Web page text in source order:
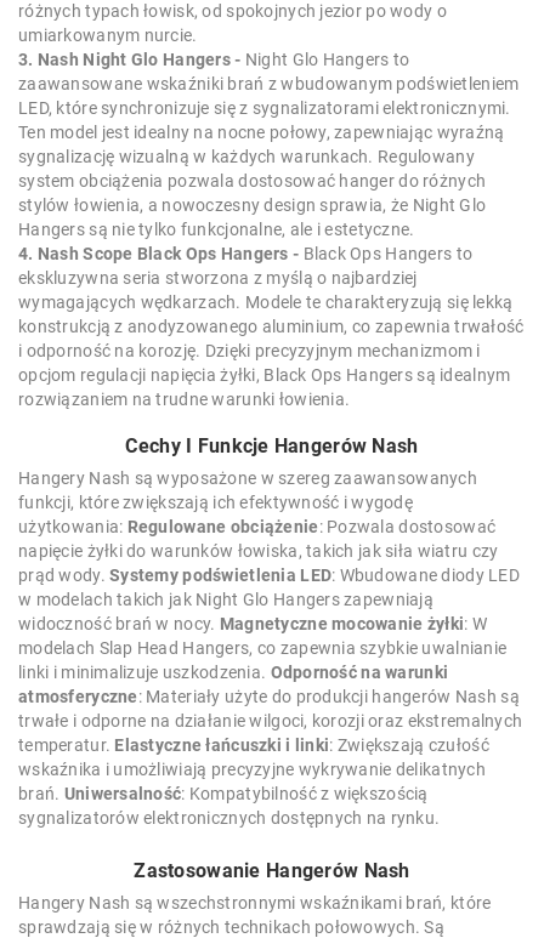
różnych typach łowisk, od spokojnych jezior po wody o
umiarkowanym nurcie.
3. Nash Night Glo Hangers - Night Glo Hangers to
zaawansowane wskaźniki brań z wbudowanym podświetleniem
LED, które synchronizuje się z sygnalizatorami elektronicznymi.
Ten model jest idealny na nocne połowy, zapewniając wyraźną
sygnalizację wizualną w każdych warunkach. Regulowany
system obciążenia pozwala dostosować hanger do różnych
stylów łowienia, a nowoczesny design sprawia, że Night Glo
Hangers są nie tylko funkcjonalne, ale i estetyczne.
4. Nash Scope Black Ops Hangers - Black Ops Hangers to
ekskluzywna seria stworzona z myślą o najbardziej
wymagających wędkarzach. Modele te charakteryzują się lekką
konstrukcją z anodyzowanego aluminium, co zapewnia trwałość
i odporność na korozję. Dzięki precyzyjnym mechanizmom i
opcjom regulacji napięcia żyłki, Black Ops Hangers są idealnym
rozwiązaniem na trudne warunki łowienia.
Cechy I Funkcje Hangerów Nash
Hangery Nash są wyposażone w szereg zaawansowanych
funkcji, które zwiększają ich efektywność i wygodę
użytkowania: Regulowane obciążenie: Pozwala dostosować
napięcie żyłki do warunków łowiska, takich jak siła wiatru czy
prąd wody.Systemy podświetlenia LED: Wbudowane diody LED
w modelach takich jak Night Glo Hangers zapewniają
widoczność brań w nocy. Magnetyczne mocowanie żyłki: W
modelach Slap Head Hangers, co zapewnia szybkie uwalnianie
linki i minimalizuje uszkodzenia. Odporność na warunki
atmosferyczne: Materiały użyte do produkcji hangerów Nash są
trwałe i odporne na działanie wilgoci, korozji oraz ekstremalnych
temperatur. Elastyczne łańcuszki i linki: Zwiększają czułość
wskaźnika i umożliwiają precyzyjne wykrywanie delikatnych
brań. Uniwersalność: Kompatybilność z większością
sygnalizatorów elektronicznych dostępnych na rynku.
Zastosowanie Hangerów Nash
Hangery Nash są wszechstronnymi wskaźnikami brań, które
sprawdzają się w różnych technikach połowowych. Są